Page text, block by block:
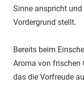
Sinne anspricht
Vordergrund stellt.
Bereits beim
Aroma von frischen
das die Vorfreude